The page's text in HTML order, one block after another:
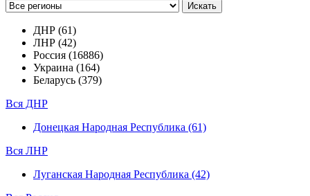
Искать
ДНР (61)
ЛНР (42)
Россия (16886)
Украина (164)
Беларусь (379)
Вся ДНР
Донецкая Народная Республика (61)
Вся ЛНР
Луганская Народная Республика (42)